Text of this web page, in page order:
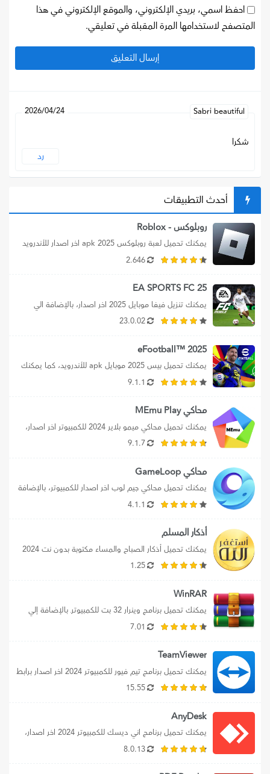
احفظ اسمي، بريدي الإلكتروني، والموقع الإلكتروني في هذا
المتصفح لاستخدامها المرة المقبلة في تعليقي.
Sabri beautiful
2026/04/24
شكرا
رد
أحدث التطبيقات
روبلوكس - Roblox
برابط مباشر، بالإضافة الي تنزيل...
2.646
EA SPORTS FC 25
تحميل ea sports fc 25،...
23.0.02
2025 ™eFootball
تحميل efootball 2025 mobile برابط...
9.1.1
محاكي MEmu Play
بالإضافة إلي تحميل محاكي MEmu...
9.1.7
محاكي GameLoop
إلي تحميل محاكي جيم لوب...
4.1.1
أذكار المسلم
علي الموبايل، كما يمكنك تنزيل...
1.25
WinRAR
تنزيل WinRaR 32 bit لويندوز...
7.01
TeamViewer
مباشر، بالإضافة إلي تحميل...
15.55
AnyDesk
حيث نوفر لك رابط تحميل...
8.0.13